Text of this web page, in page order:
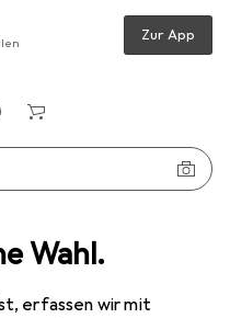
Wahl.
erfassen wir mit
Zur App
Dipos Displayschutz Anti-Shock